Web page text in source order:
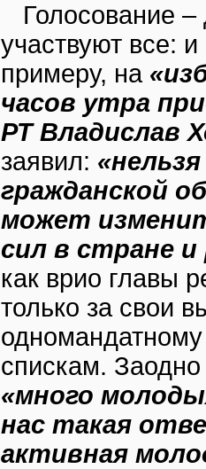
Голосование
участвуют все:
примеру, на
часов утра
РТ Владислав
заявил:
гражданской
может
сил в стране и
как врио главы
только за свои
спискам. Заодно
«много
нас такая
активная